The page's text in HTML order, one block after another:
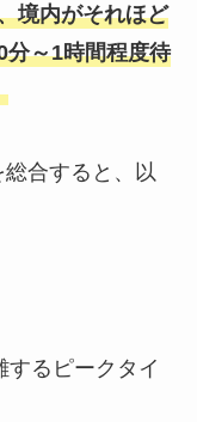
境内がそれほど
分～1時間程度待
合すると、以
るピークタイ